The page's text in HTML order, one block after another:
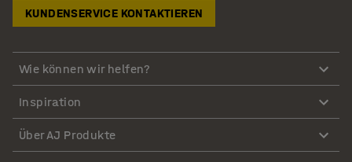
KUNDENSERVICE KONTAKTIEREN
Wie können wir helfen?
Inspiration
Über AJ Produkte